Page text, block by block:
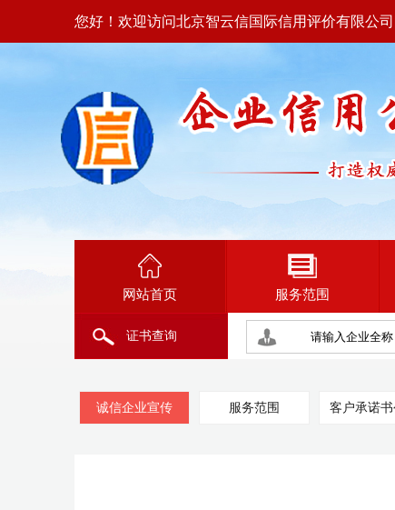
您好！欢迎访问北京智云信国际信用评价有限公
网站首页 服务范围
证书查询
诚信企业宣传 服务范围 客户承诺